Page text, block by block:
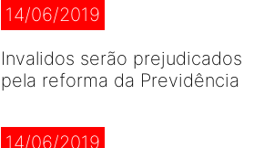
14/06/2019
Invalidos serão prejudicados
pela reforma da Previdência
14/06/2019